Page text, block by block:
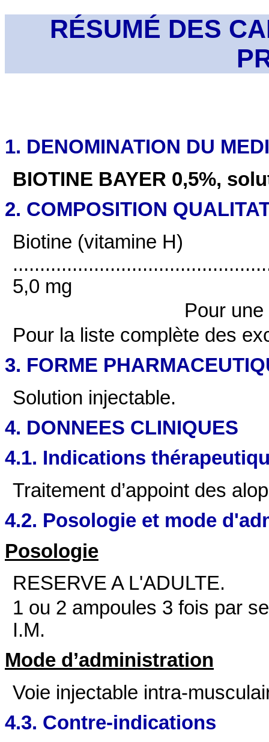
RÉSUMÉ DES
1. DENOMINATION DU
BIOTINE BAYER 0,5%,
2. COMPOSITION
Biotine (vitamine H)
5,0 mg
Pour
Pour la liste complète des
3. FORME
Solution injectable.
4. DONNEES CLINIQUES
4.1. Indications
Traitement d’appoint des
4.2. Posologie et mode
Posologie
RESERVE A L'ADULTE.
1 ou 2 ampoules 3 fois par
I.M.
Mode d’administration
Voie injectable intra-
4.3. Contre-indications